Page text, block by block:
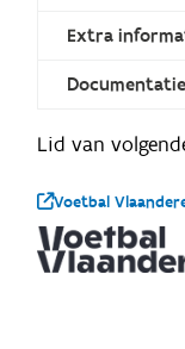
Extra
Lid van
Voetbal